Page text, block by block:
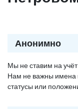
Анонимно
Мы не ставим на
Нам не важны имена
статусы или